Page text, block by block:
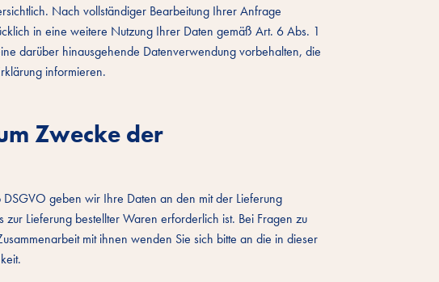
Nach vollständiger Bearbeitung Ihrer Anfrage
in eine weitere Nutzung Ihrer Daten gemäß Art. 6 Abs. 1
darüber hinausgehende Datenverwendung vorbehalten, die
informieren.
Zwecke der
geben wir Ihre Daten an den mit der Lieferung
Lieferung bestellter Waren erforderlich ist. Bei Fragen zu
mit ihnen wenden Sie sich bitte an die in dieser